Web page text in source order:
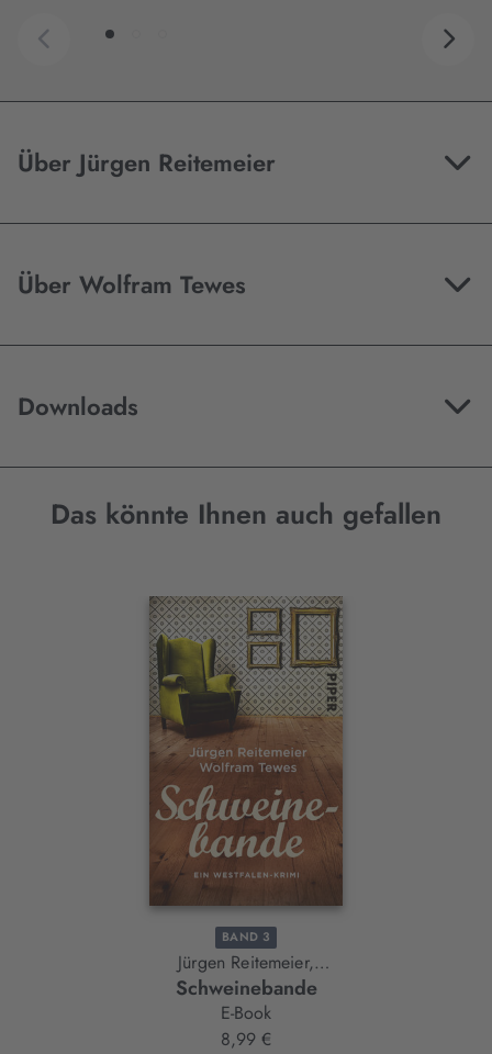
Über Jürgen Reitemeier
Über Wolfram Tewes
Downloads
Das könnte Ihnen auch gefallen
Interaktives
BAND 3
Jürgen Reitemeier,
Wolfram Tewes
Schweinebande
E-Book
8,99 €